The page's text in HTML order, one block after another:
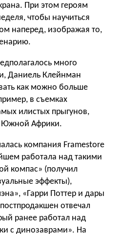
При этом героям
чтобы научиться
наперед, изображая то,
много
Даниель Клейнман
как можно больше
в съемках
илистых прыгунов,
Южной Африки.
компания Framestore
работала над такими
компас» (получил
эффекты),
«Гарри Поттер и дары
отвечал
ранее работал над
с динозаврами». На